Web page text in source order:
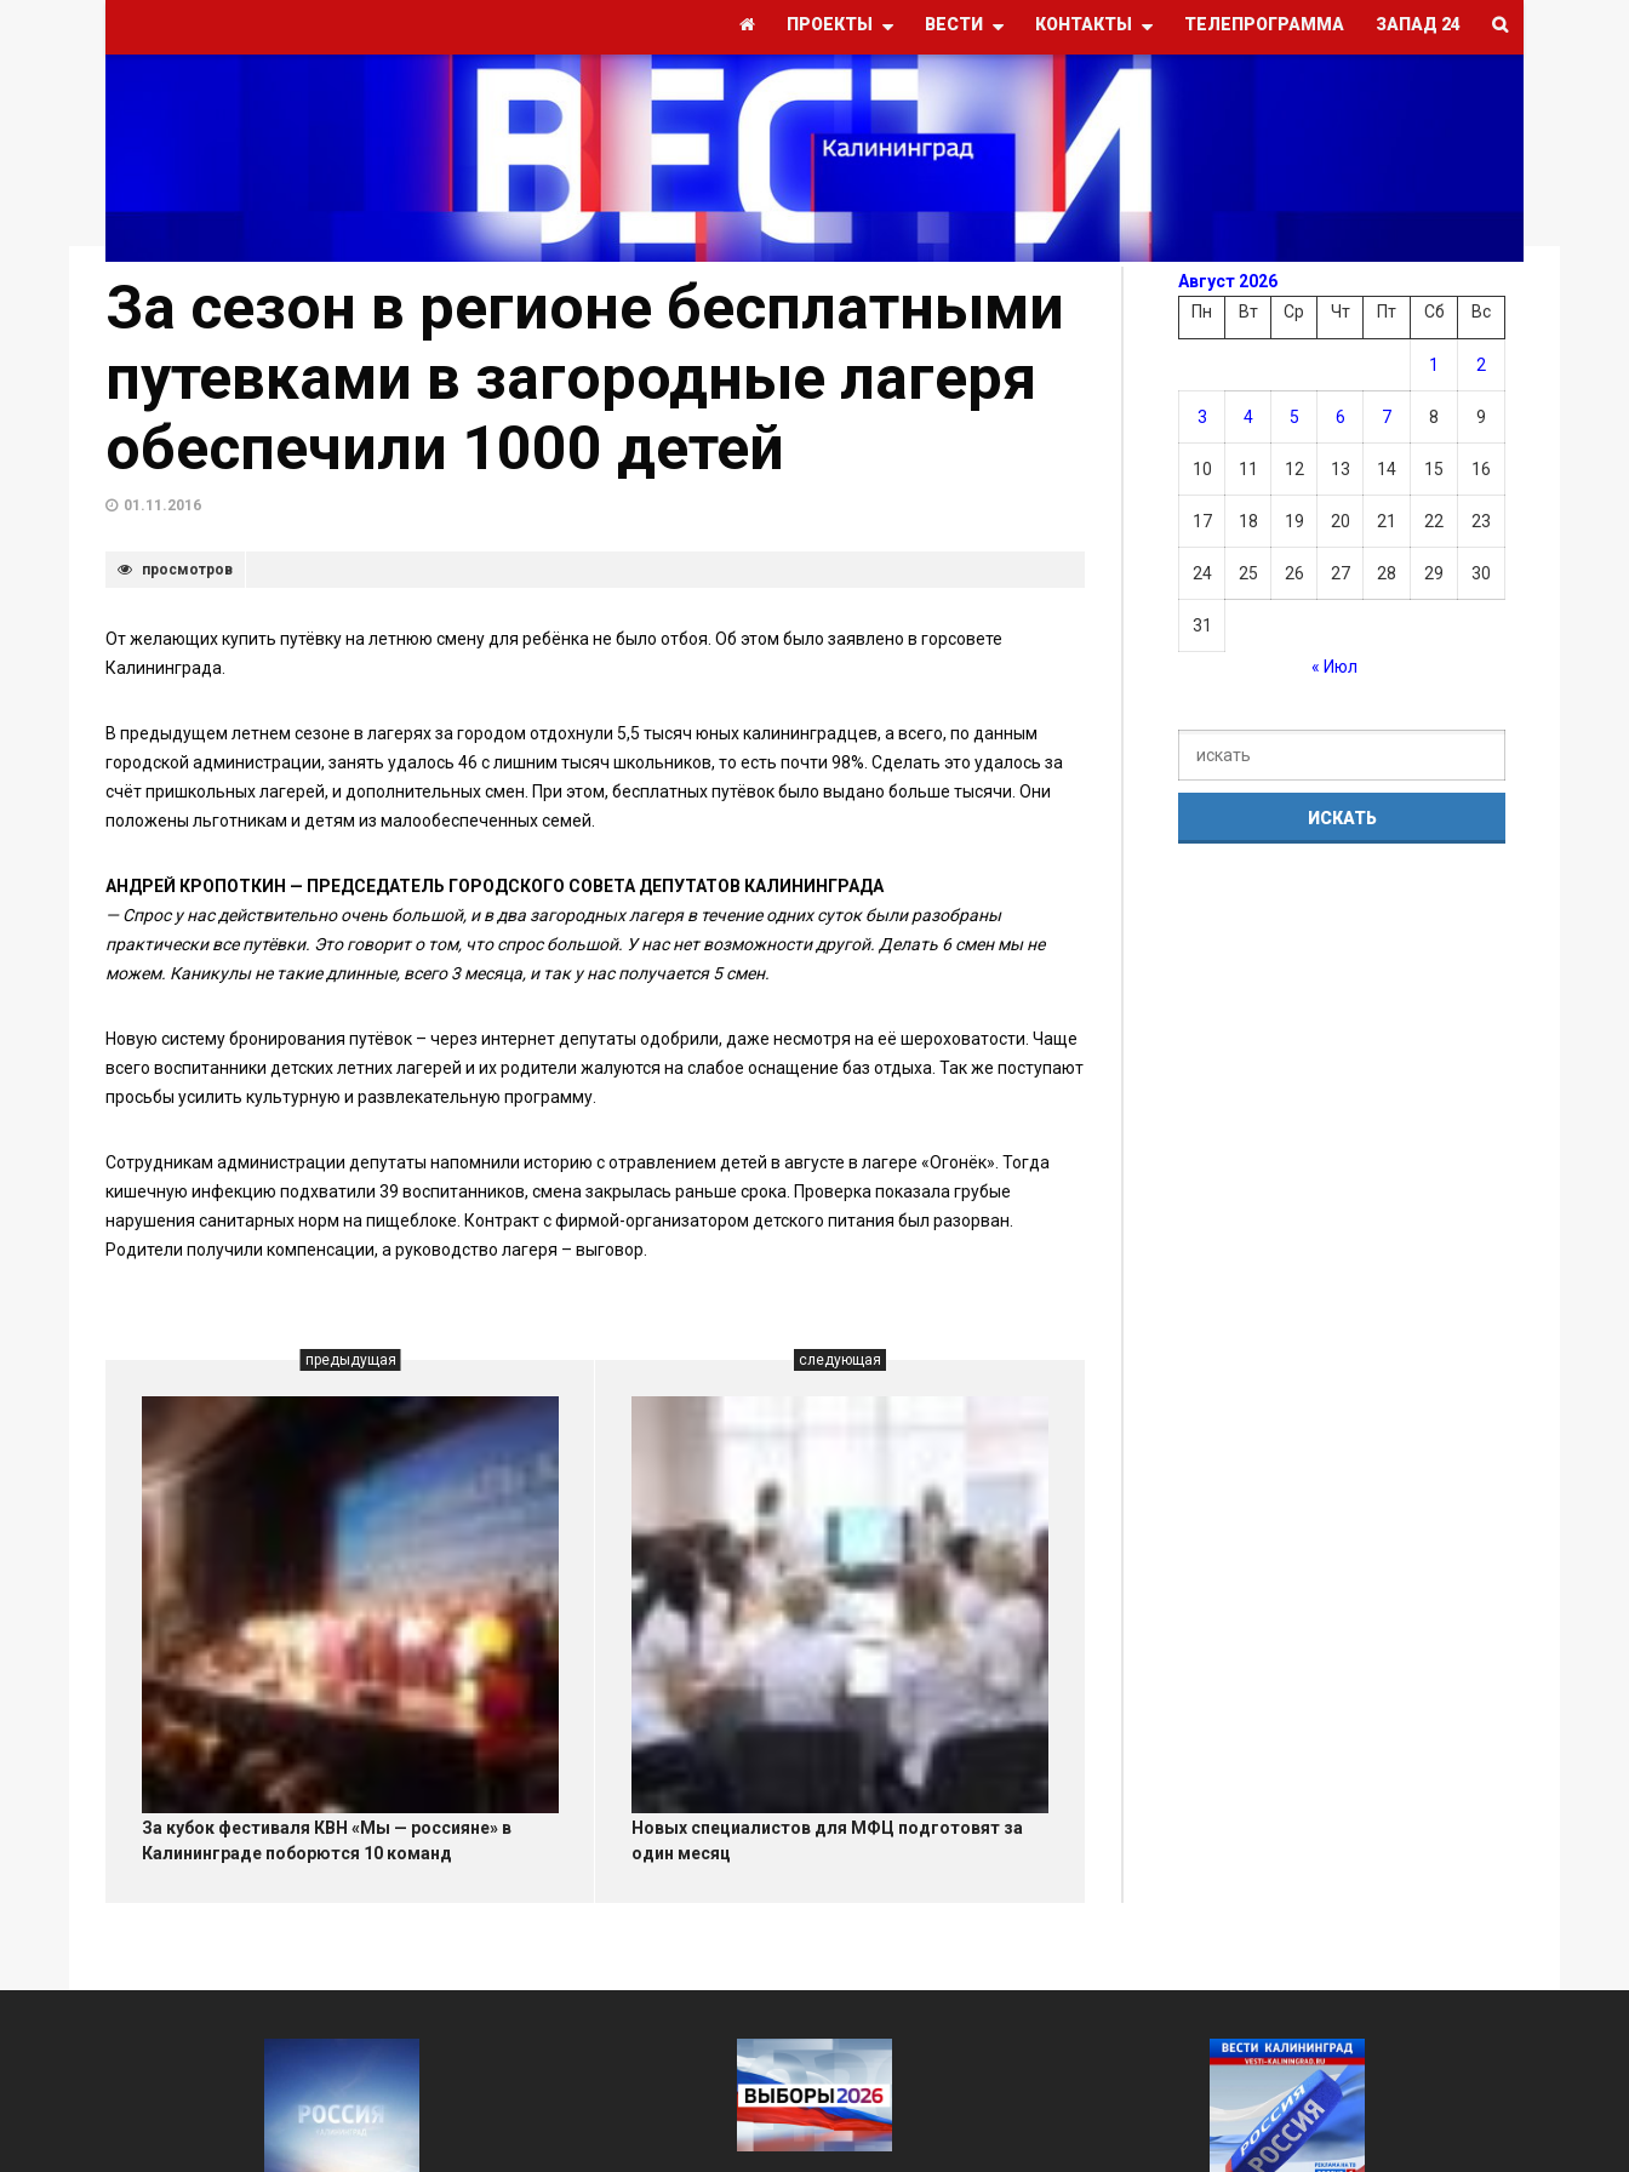
ПРОЕКТЫ ВЕСТИ КОНТАКТЫ ТЕЛЕПРОГРАММА ЗАПАД 24
За сезон в регионе бесплатными
путевками в загородные лагеря
обеспечили 1000 детей
01.11.2016
просмотров
От желающих купить путёвку на летнюю смену для ребёнка не было отбоя. Об этом было заявлено в горсовете
Калининграда.
В предыдущем летнем сезоне в лагерях за городом отдохнули 5,5 тысяч юных калининградцев, а всего, по данным
городской администрации, занять удалось 46 с лишним тысяч школьников, то есть почти 98%. Сделать это удалось за
счёт пришкольных лагерей, и дополнительных смен. При этом, бесплатных путёвок было выдано больше тысячи. Они
положены льготникам и детям из малообеспеченных семей.
АНДРЕЙ КРОПОТКИН — ПРЕДСЕДАТЕЛЬ ГОРОДСКОГО СОВЕТА ДЕПУТАТОВ КАЛИНИНГРАДА
— Спрос у нас действительно очень большой, и в два загородных лагеря в течение одних суток были разобраны
практически все путёвки. Это говорит о том, что спрос большой. У нас нет возможности другой. Делать 6 смен мы не
можем. Каникулы не такие длинные, всего 3 месяца, и так у нас получается 5 смен.
Новую систему бронирования путёвок – через интернет депутаты одобрили, даже несмотря на её шероховатости. Чаще
всего воспитанники детских летних лагерей и их родители жалуются на слабое оснащение баз отдыха. Так же поступают
просьбы усилить культурную и развлекательную программу.
Сотрудникам администрации депутаты напомнили историю с отравлением детей в августе в лагере «Огонёк». Тогда
кишечную инфекцию подхватили 39 воспитанников, смена закрылась раньше срока. Проверка показала грубые
нарушения санитарных норм на пищеблоке. Контракт с фирмой-организатором детского питания был разорван.
Родители получили компенсации, а руководство лагеря – выговор.
предыдущая
За кубок фестиваля КВН «Мы — россияне» в
Калининграде поборются 10 команд
следующая
Новых специалистов для МФЦ подготовят за
один месяц
Август 2026
Пн
Вт Ср Чт Пт Сб Вс
1 2
3 4 5 6 7 8 9
10 11 12 13 14 15 16
17 18 19 20 21 22 23
24 25 26 27 28 29 30
31
« Июл